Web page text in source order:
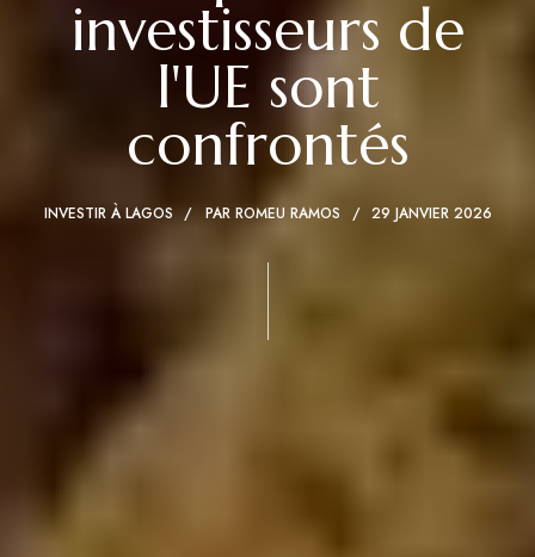
investisseurs de
l'UE sont
confrontés
INVESTIR À LAGOS PAR ROMEU RAMOS 29 JANVIER 2026